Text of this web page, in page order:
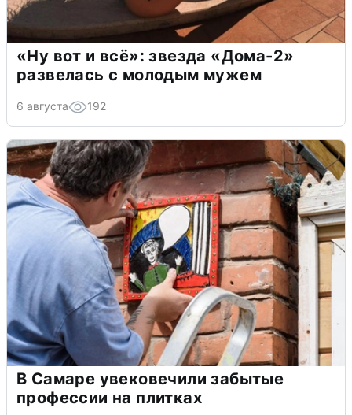
«Ну вот и всё»: звезда «Дома-2»
развелась с молодым мужем
6 августа 192
В Самаре увековечили забытые
профессии на плитках